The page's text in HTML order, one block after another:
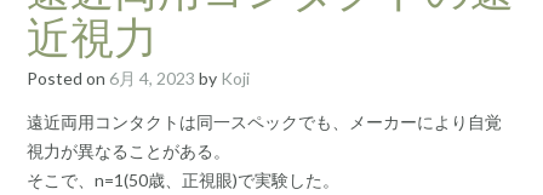
近視力
Posted on 6月 4, 2023 by Koji
遠近両用コンタクトは同一スペックでも、メーカーにより自覚
視力が異なることがある。
そこで、n=1(50歳、正視眼)で実験した。